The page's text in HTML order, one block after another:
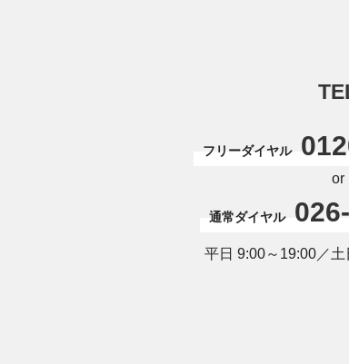
フリーダイヤル
or
通常ダイヤル
平日 9:00～19:00／